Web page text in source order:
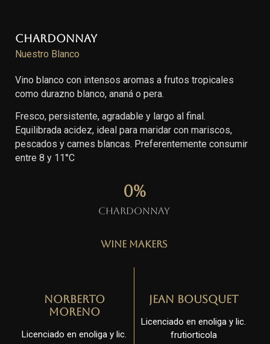
Chardonnay
Nuestro Blanco
Vino blanco con intensos aromas a frutos tropicales
como durazno blanco, ananá o pera.
Fresco, persistente, agradable y largo al final.
Equilibrada acidez, ideal para maridar con mariscos,
pescados y carnes blancas. Preferentemente consumir
entre 8 y 11°C
Chardonnay
0%
Wine Makers
Norberto
Moreno
Licenciado en enoliga y lic.
Jean Bousquet
Licenciado en enoliga y lic.
frutiorticola